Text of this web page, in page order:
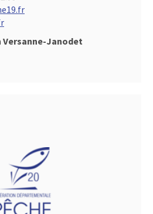
Versanne-Janodet